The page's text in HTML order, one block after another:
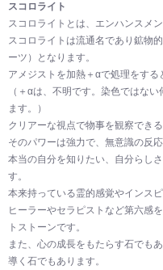
スコロライト
スコロライトとは、エンハンスメ
スコロライトは流通名であり鉱物
ーツ）となります。
アメジストを加熱＋αで処理をする
（＋αは、不明です。染色ではな
ます。）
クリアーな視点で物事を観察でき
そのパワーは強力で、無意識の反
本当の自分を知りたい、自分らし
す。
本来持っている霊的感覚やインス
ヒーラーやセラピストなど第六感
トストーンです。
また、心の成長をもたらす石でも
導く石でもあります。